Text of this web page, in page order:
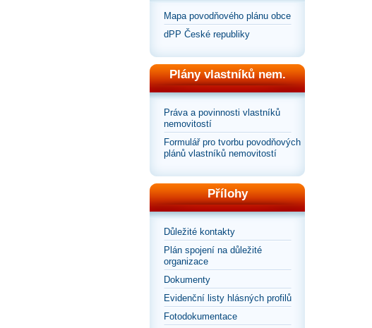
Mapa povodňového plánu obce
dPP České republiky
Plány vlastníků nem.
Práva a povinnosti vlastníků
nemovitostí
Formulář pro tvorbu povodňových
plánů vlastníků nemovitostí
Přílohy
Důležité kontakty
Plán spojení na důležité
organizace
Dokumenty
Evidenční listy hlásných profilů
Fotodokumentace